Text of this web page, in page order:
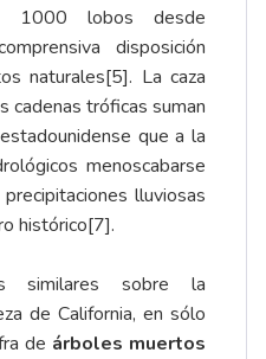
1000 lobos desde
disposición
naturales[5]. La caza
cadenas tróficas suman
que a la
menoscabarse
lluviosas
histórico[7].
similares sobre la
de California, en sólo
de árboles muertos